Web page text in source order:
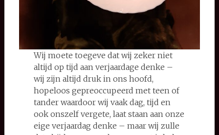
Wij moete toegeve dat wij zeker niet
altijd op tijd aan verjaardage denke –
wij zijn altijd druk in ons hoofd,
hopeloos gepreoccupeerd met teen of
tander waardoor wij vaak dag, tijd en
ook onszelf vergete, laat staan aan onze
eige verjaardag denke – maar wij zulle